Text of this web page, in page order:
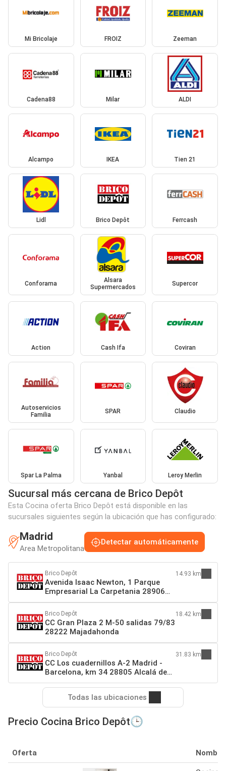
Mi Bricolaje FROIZ Zeeman
Cadena88 Milar ALDI
Alcampo IKEA Tien 21
Lidl Brico Depôt Ferrcash
Conforama
Alsara
Supermercados
Supercor
Action Cash Ifa Coviran
Autoservicios
Familia
SPAR Claudio
Spar La Palma Yanbal Leroy Merlin
Sucursal más cercana de Brico Depôt
Esta Cocina oferta Brico Depôt está disponible en las
sucursales siguientes según la ubicación que has configurado:
Madrid
Area Metropolitana
Detectar automáticamente
Brico Depôt
Avenida Isaac Newton, 1 Parque
Empresarial La Carpetania 28906
Getafe
14.93 km
Brico Depôt
CC Gran Plaza 2 M-50 salidas 79/83
28222 Majadahonda
18.42 km
Brico Depôt
CC Los cuadernillos A-2 Madrid -
Barcelona, km 34 28805 Alcalá de
Henares
31.83 km
Todas las ubicaciones
Precio Cocina Brico Depôt🕒
Oferta Nombre